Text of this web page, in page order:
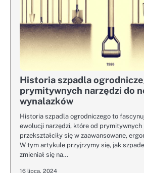
Historia szpadla
prymitywnych narzędzi do
wynalazków
Historia szpadla ogrodniczego to
ewolucji narzędzi, które od prymitywnych
przekształciły się w zaawansowane,
W tym artykule przyjrzymy się, jak
zmieniał się na…
16 lipca, 2024